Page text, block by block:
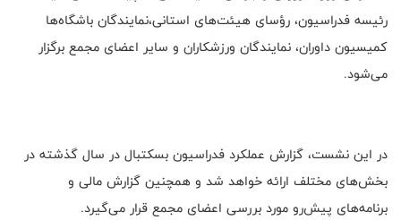
رئیسه فدراسیون، رؤسای هیئت‌های استانی،نمایندگان باشگاه‌ها
کمیسیون داوران، نمایندگان ورزشکاران و سایر اعضای مجمع برگزار
می‌شود.
در این نشست، گزارش عملکرد فدراسیون بسکتبال در سال گذشته در
بخش‌های مختلف ارائه خواهد شد و همچنین گزارش مالی و
برنامه‌های پیش‌رو مورد بررسی اعضای مجمع قرار می‌گیرد.